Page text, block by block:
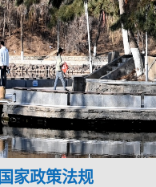
国家政策法规